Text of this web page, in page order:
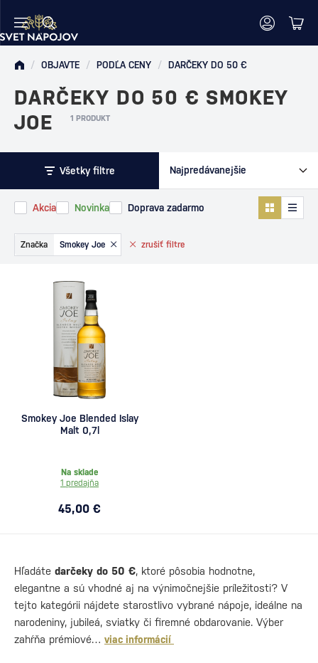
/ OBJAVTE / PODĽA CENY / DARČEKY DO 50 €
DARČEKY DO 50 € SMOKEY
JOE
1 PRODUKT
Všetky filtre
Akcia Novinka Doprava zadarmo
zrušiť filtre
Značka Smokey Joe
Smokey Joe Blended Islay
Malt 0,7l
Na sklade
1 predajňa
45,00 €
Hľadáte darčeky do 50 €, ktoré pôsobia hodnotne,
elegantne a sú vhodné aj na výnimočnejšie príležitosti? V
tejto kategórii nájdete starostlivo vybrané nápoje, ideálne na
narodeniny, jubileá, sviatky či firemné obdarovanie. Výber
zahŕňa prémiové… viac informácií